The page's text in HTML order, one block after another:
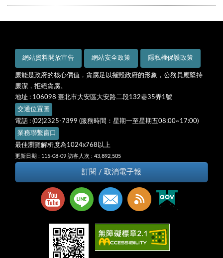
網站資料開放宣告 網站安全政策 隱私權保護政策
廉能是政府的核心價值，貪腐足以摧毀政府的形象，公務員應堅持
廉潔，拒絕貪腐。
地址 : 106098 臺北市大安區大安路二段132巷35弄1號
交通位置圖
電話 : (02)2325-7399 (服務時間：星期一至星期五08:00~17:00)
業務聯繫窗口
最佳瀏覽解析度為1024x768以上
更新日期 : 115-08-09 訪客人次 : 43,892,505
訂閱 / 取消電子報